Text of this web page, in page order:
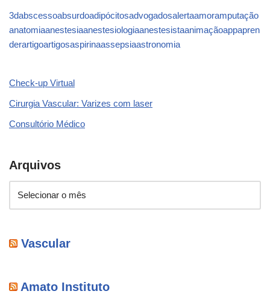
3dabscessoabsurdoadipócitosadvogadosalertaamoramputação
anatomiaanestesiaanestesiologiaanestesistaanimaçãoappapren
derartigoartigosaspirinaassepsiaastronomia
Check-up Virtual
Cirurgia Vascular: Varizes com laser
Consultório Médico
Arquivos
Vascular
Amato Instituto